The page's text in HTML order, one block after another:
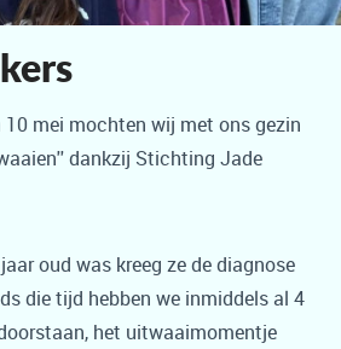
10 mei mochten wij met ons gezin
dankzij Stichting Jade
oud was kreeg ze de diagnose
die tijd hebben we inmiddels al 4
het uitwaaimomentje